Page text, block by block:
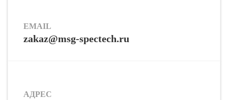
EMAIL
zakaz@msg-spectech.ru
АДРЕС